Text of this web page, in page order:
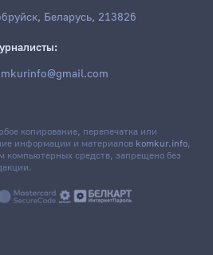
Беларусь, 213826
копирование, перепечатка или
информации и материалов komkur.info,
компьютерных средств, запрещено без